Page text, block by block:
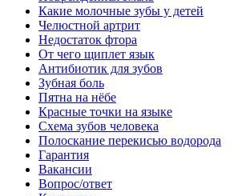
Какие молочные зубы у детей
Челюстной артрит
Недостаток фтора
От чего щиплет язык
Антибиотик для зубов
Зубная боль
Пятна на нёбе
Красные точки на языке
Схема зубов человека
Полоскание перекисью водорода
Гарантия
Вакансии
Вопрос/ответ